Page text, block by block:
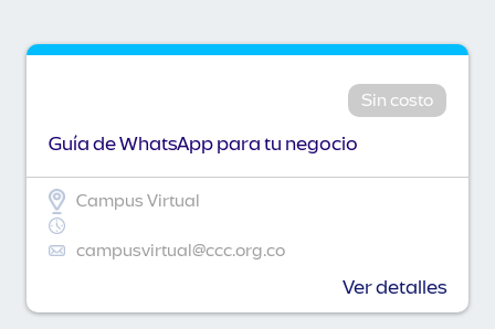
Sin costo
Guía de WhatsApp para tu negocio
Campus Virtual
campusvirtual@ccc.org.co
Ver detalles